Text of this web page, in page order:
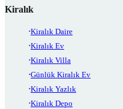
Kiralık
Kiralık Daire
Kiralık Ev
Kiralık Villa
Günlük Kiralık Ev
Kiralık Yazlık
Kiralık Depo